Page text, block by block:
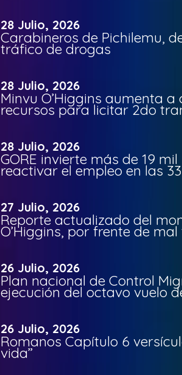
28 Julio, 2026
Carabineros de Pichilemu,
tráfico de drogas
28 Julio, 2026
Minvu O’Higgins aumenta a
recursos para licitar 2do
28 Julio, 2026
GORE invierte más de 19
reactivar el empleo en las
27 Julio, 2026
Reporte actualizado del
O’Higgins, por frente de
26 Julio, 2026
Plan nacional de Control
ejecución del octavo vuelo
26 Julio, 2026
Romanos Capítulo 6
vida”